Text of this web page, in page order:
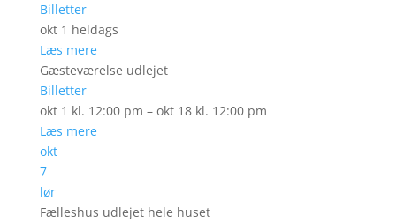
Billetter
okt 1 heldags
Læs mere
Gæsteværelse udlejet
Billetter
okt 1 kl. 12:00 pm – okt 18 kl. 12:00 pm
Læs mere
okt
7
lør
Fælleshus udlejet hele huset